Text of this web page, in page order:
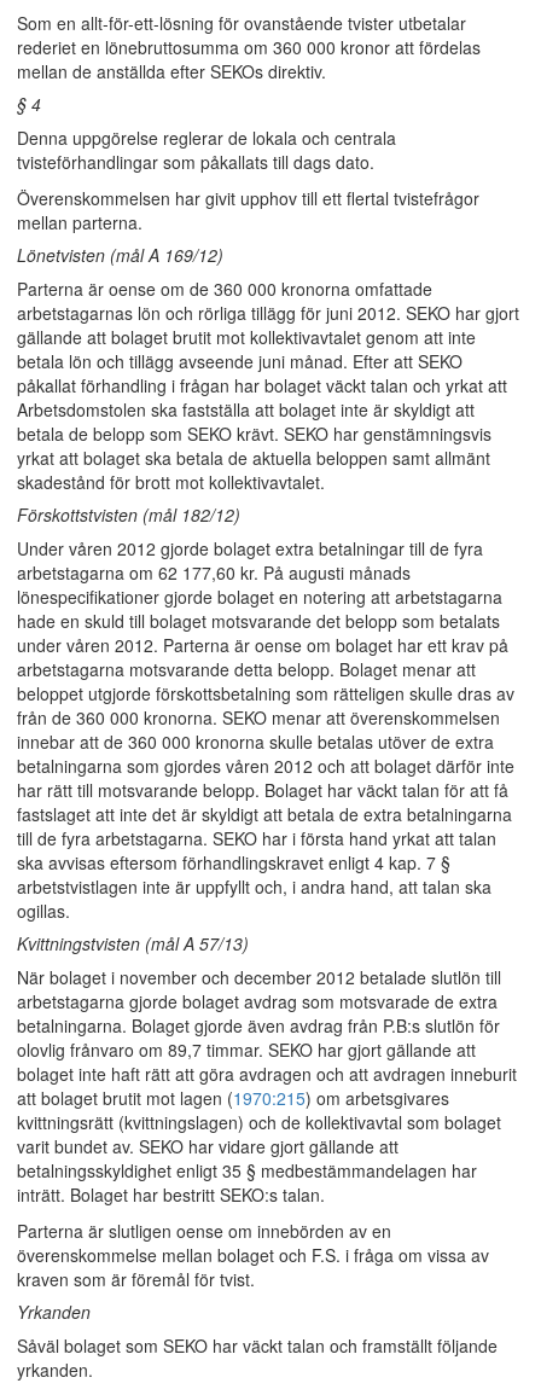
Som en allt-för-ett-lösning för ovanstående tvister utbetalar
rederiet en lönebruttosumma om 360 000 kronor att fördelas
mellan de anställda efter SEKOs direktiv.
§ 4
Denna uppgörelse reglerar de lokala och centrala
tvisteförhandlingar som påkallats till dags dato.
Överenskommelsen har givit upphov till ett flertal tvistefrågor
mellan parterna.
Lönetvisten (mål A 169/12)
Parterna är oense om de 360 000 kronorna omfattade
arbetstagarnas lön och rörliga tillägg för juni 2012. SEKO har gjort
gällande att bolaget brutit mot kollektivavtalet genom att inte
betala lön och tillägg avseende juni månad. Efter att SEKO
påkallat förhandling i frågan har bolaget väckt talan och yrkat att
Arbetsdomstolen ska fastställa att bolaget inte är skyldigt att
betala de belopp som SEKO krävt. SEKO har genstämningsvis
yrkat att bolaget ska betala de aktuella beloppen samt allmänt
skadestånd för brott mot kollektivavtalet.
Förskottstvisten (mål 182/12)
Under våren 2012 gjorde bolaget extra betalningar till de fyra
arbetstagarna om 62 177,60 kr. På augusti månads
lönespecifikationer gjorde bolaget en notering att arbetstagarna
hade en skuld till bolaget motsvarande det belopp som betalats
under våren 2012. Parterna är oense om bolaget har ett krav på
arbetstagarna motsvarande detta belopp. Bolaget menar att
beloppet utgjorde förskottsbetalning som rätteligen skulle dras av
från de 360 000 kronorna. SEKO menar att överenskommelsen
innebar att de 360 000 kronorna skulle betalas utöver de extra
betalningarna som gjordes våren 2012 och att bolaget därför inte
har rätt till motsvarande belopp. Bolaget har väckt talan för att få
fastslaget att inte det är skyldigt att betala de extra betalningarna
till de fyra arbetstagarna. SEKO har i första hand yrkat att talan
ska avvisas eftersom förhandlingskravet enligt 4 kap. 7 §
arbetstvistlagen inte är uppfyllt och, i andra hand, att talan ska
ogillas.
Kvittningstvisten (mål A 57/13)
När bolaget i november och december 2012 betalade slutlön till
arbetstagarna gjorde bolaget avdrag som motsvarade de extra
betalningarna. Bolaget gjorde även avdrag från P.B:s slutlön för
olovlig frånvaro om 89,7 timmar. SEKO har gjort gällande att
bolaget inte haft rätt att göra avdragen och att avdragen inneburit
att bolaget brutit mot lagen (1970:215) om arbetsgivares
kvittningsrätt (kvittningslagen) och de kollektivavtal som bolaget
varit bundet av. SEKO har vidare gjort gällande att
betalningsskyldighet enligt 35 § medbestämmandelagen har
inträtt. Bolaget har bestritt SEKO:s talan.
Parterna är slutligen oense om innebörden av en
överenskommelse mellan bolaget och F.S. i fråga om vissa av
kraven som är föremål för tvist.
Yrkanden
Såväl bolaget som SEKO har väckt talan och framställt följande
yrkanden.